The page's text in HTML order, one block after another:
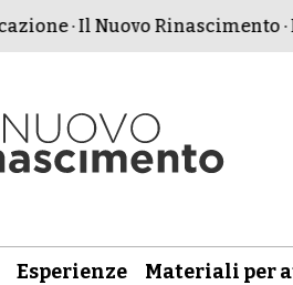
· Il Nuovo Rinascimento ·
Esperienze Materiali per